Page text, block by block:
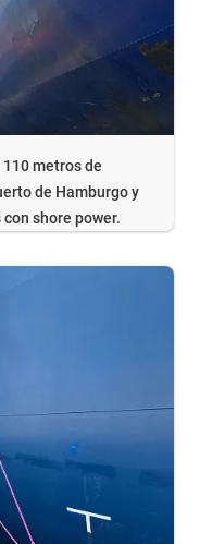
metros de
de Hamburgo y
shore power.